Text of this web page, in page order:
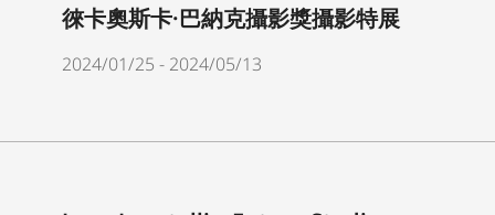
徠卡奧斯卡·巴納克攝影獎攝影特展
2024/01/25 - 2024/05/13